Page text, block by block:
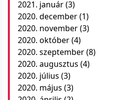
2021. január(3)
2020. december(1)
2020. november(3)
2020. október(4)
2020. szeptember(8)
2020. augusztus (4)
2020. július (3)
2020. május (3)